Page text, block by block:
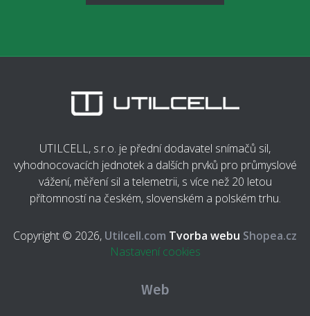
UTILCELL, s.r.o. je přední dodavatel snímačů sil,
vyhodnocovacích jednotek a dalších prvků pro průmyslové
vážení, měření sil a telemetrii, s více než 20 letou
přítomností na českém, slovenském a polském trhu.
Copyright © 2026, Utilcell.com Tvorba webu Shopea.cz
Nastavení cookies
Web